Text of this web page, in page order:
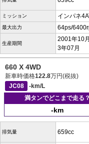
ミッション インパネ
最大出力 64ps/
生産期間
2001年10
3年07月
660 X 4WD
新車時価格122.8万円(税抜)
JC08
-km/L
満タンでどこまで走る？
-km
排気量 659cc